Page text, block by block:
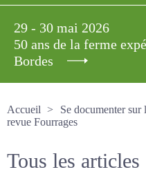
29 - 30 mai 2026
50 ans de la ferme
Bordes
Accueil
Se documenter
La revue Fourrages
Tous les